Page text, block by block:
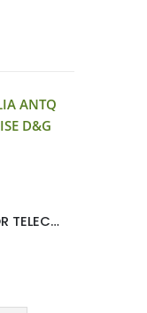
Seymour Duncan ANTQ FOR TELECASTER LEAD RAISE D&G